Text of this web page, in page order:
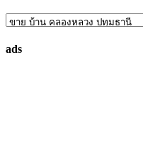
ค้นหา
ที่
ads